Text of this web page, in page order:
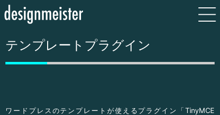
テンプレートプラグイン
ワードプレスのテンプレートが使えるプラグイン「TinyMCE